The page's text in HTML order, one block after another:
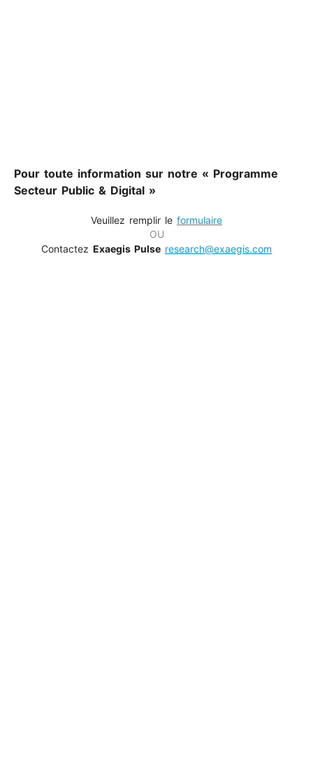
Pour toute information sur notre « Programme
Secteur Public & Digital »
Veuillez remplir le formulaire
OU
Contactez Exaegis Pulse research@exaegis.com